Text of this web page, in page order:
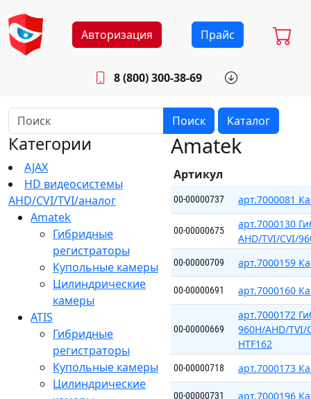
Авторизация Прайс
8 (800) 300-38-69
Будни: 8.30 - 17.00
Поиск Каталог
Категории
AJAX
HD видеосистемы
AHD/CVI/TVI/аналог
Amatek
Гибридные
регистраторы
Купольные камеры
Цилиндрические
камеры
ATIS
Гибридные
регистраторы
Купольные камеры
Цилиндрические
Amatek
Артикул
00-00000737 арт.7000081
00-00000675
арт.7000130
AHD/TVI/CVI/
00-00000709 арт.7000159
00-00000691 арт.7000160
00-00000669
арт.7000172
960H/AHD/
HTF162
00-00000718 арт.7000173
00-00000731 арт.7000196